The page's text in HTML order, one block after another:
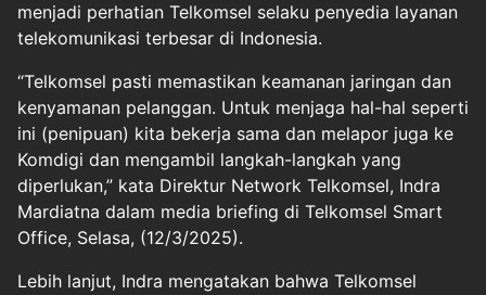
menjadi perhatian Telkomsel selaku penyedia layanan
telekomunikasi terbesar di Indonesia.
“Telkomsel pasti memastikan keamanan jaringan dan
kenyamanan pelanggan. Untuk menjaga hal-hal seperti
ini (penipuan) kita bekerja sama dan melapor juga ke
Komdigi dan mengambil langkah-langkah yang
diperlukan,” kata Direktur Network Telkomsel, Indra
Mardiatna dalam media briefing di Telkomsel Smart
Office, Selasa, (12/3/2025).
Lebih lanjut, Indra mengatakan bahwa Telkomsel